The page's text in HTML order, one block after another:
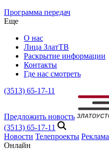
Программа передач
Еще
О нас
Лица ЗлатТВ
Раскрытие информации
Контакты
Где нас смотреть
(3513) 65-17-11
Предложить новость
(3513) 65-17-11
Новости Телепроекты Реклама
Онлайн